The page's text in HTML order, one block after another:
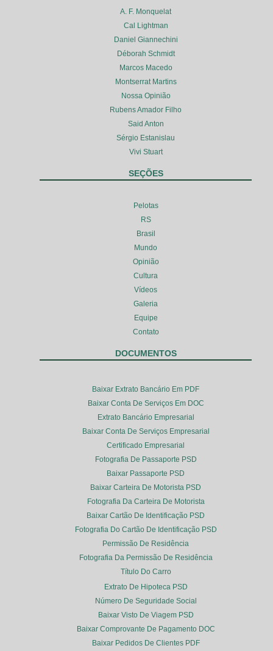
A. F. Monquelat
Cal Lightman
Daniel Giannechini
Déborah Schmidt
Marcos Macedo
Montserrat Martins
Nossa Opinião
Rubens Amador Filho
Said Anton
Sérgio Estanislau
Vivi Stuart
SEÇÕES
Pelotas
RS
Brasil
Mundo
Opinião
Cultura
Vídeos
Galeria
Equipe
Contato
DOCUMENTOS
Baixar Extrato Bancário Em PDF
Baixar Conta De Serviços Em DOC
Extrato Bancário Empresarial
Baixar Conta De Serviços Empresarial
Certificado Empresarial
Fotografia De Passaporte PSD
Baixar Passaporte PSD
Baixar Carteira De Motorista PSD
Fotografia Da Carteira De Motorista
Baixar Cartão De Identificação PSD
Fotografia Do Cartão De Identificação PSD
Permissão De Residência
Fotografia Da Permissão De Residência
Título Do Carro
Extrato De Hipoteca PSD
Número De Seguridade Social
Baixar Visto De Viagem PSD
Baixar Comprovante De Pagamento DOC
Baixar Pedidos De Clientes PDF